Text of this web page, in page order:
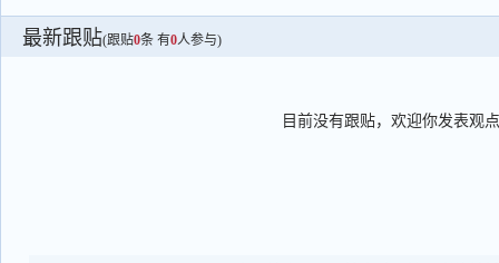
最新跟贴(跟贴0条 有0人参与)
目前没有跟贴，欢迎你发表观点